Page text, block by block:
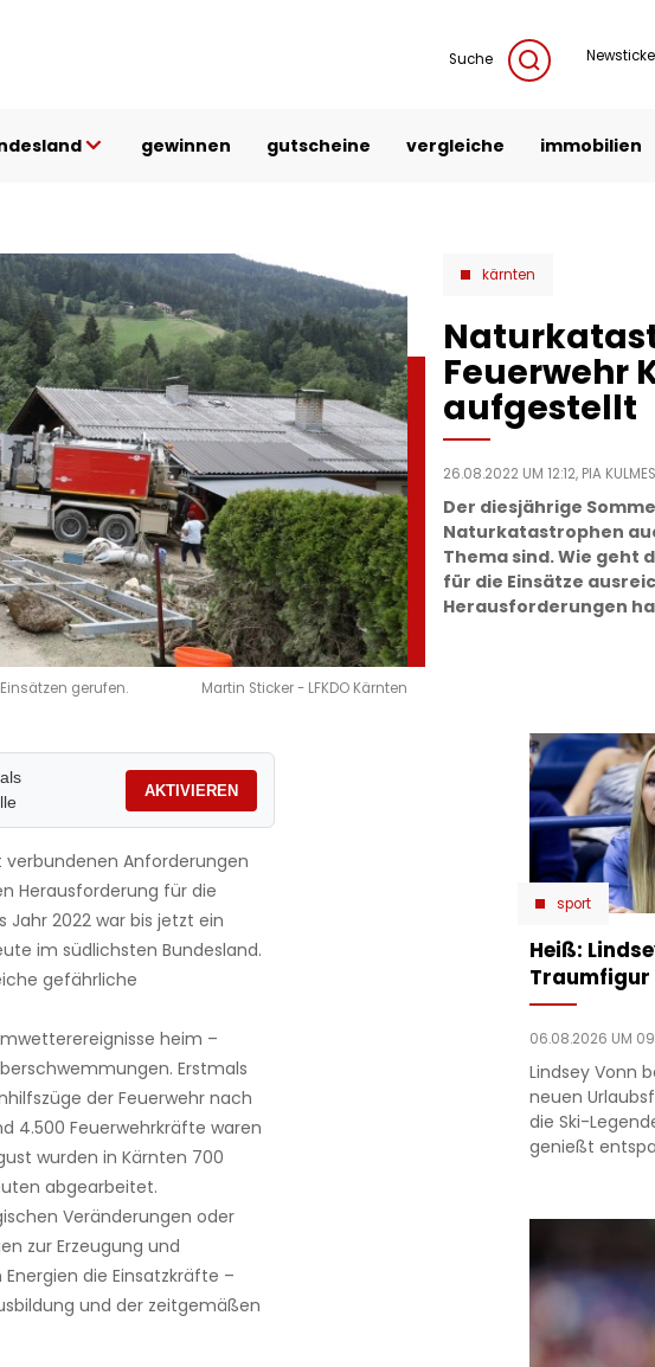
Suche
gewinnen gutscheine vergleiche immobilien
gerufen. Martin Sticker - LFKDO Kärnten
kärnten
Feuerwehr
aufgestellt
26.08.2022 UM 12:12, PIA
Der diesjährige
Naturkatastrophen
Thema sind. Wie geht
für die Einsätze
Herausforderungen
AKTIVIEREN
Anforderungen
Herausforderung für die
Jahr 2022 war bis jetzt ein
im südlichsten Bundesland.
gefährliche
heim –
Erstmals
der Feuerwehr nach
4.500 Feuerwehrkräfte waren
wurden in Kärnten 700
abgearbeitet.
Veränderungen oder
zur Erzeugung und
die Einsatzkräfte –
und der zeitgemäßen
sport
Heiß:
Traumfigur
06.08.2026 UM
Lindsey Vonn
neuen
die Ski-
genießt